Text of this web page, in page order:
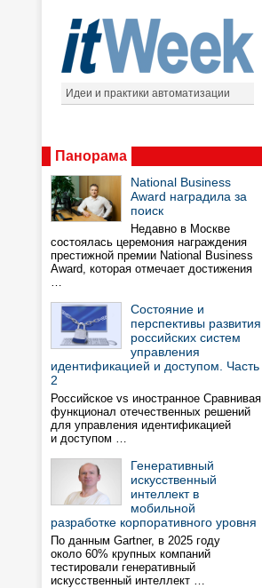
Идеи и практики автоматизации
Панорама
National Business
Award наградила за
поиск
Недавно в Москве
состоялась церемония награждения
престижной премии National Business
Award, которая отмечает достижения
…
Состояние и
перспективы развития
российских систем
управления
идентификацией и доступом. Часть
2
Российское vs иностранное Сравнивая
функционал отечественных решений
для управления идентификацией
и доступом …
Генеративный
искусственный
интеллект в
мобильной
разработке корпоративного уровня
По данным Gartner, в 2025 году
около 60% крупных компаний
тестировали генеративный
искусственный интеллект …